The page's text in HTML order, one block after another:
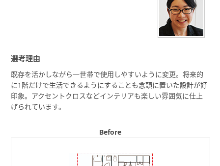
選考理由
既存を活かしながら一世帯で使用しやすいように変更。将来的
に1階だけで生活できるようにすることも念頭に置いた設計が好
印象。アクセントクロスなどインテリアも楽しい雰囲気に仕上
げられています。
Before